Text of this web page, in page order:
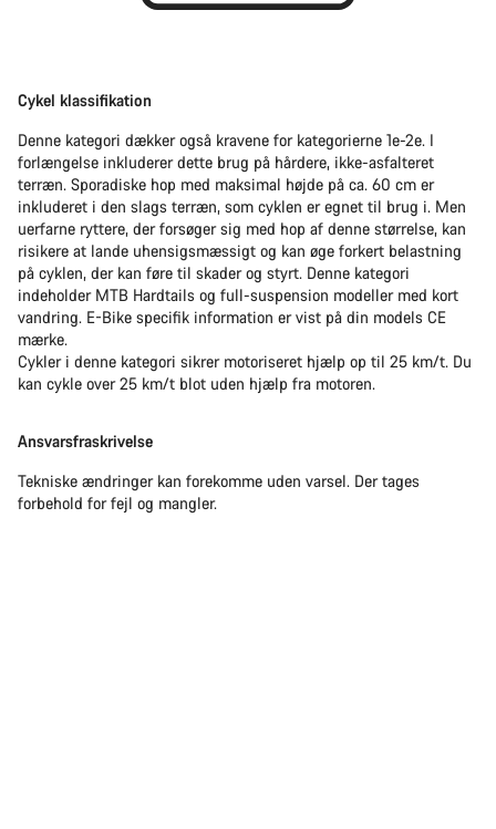
Cykel klassifikation
Denne kategori dækker også kravene for kategorierne 1e-2e. I
forlængelse inkluderer dette brug på hårdere, ikke-asfalteret
terræn. Sporadiske hop med maksimal højde på ca. 60 cm er
inkluderet i den slags terræn, som cyklen er egnet til brug i. Men
uerfarne ryttere, der forsøger sig med hop af denne størrelse, kan
risikere at lande uhensigsmæssigt og kan øge forkert belastning
på cyklen, der kan føre til skader og styrt. Denne kategori
indeholder MTB Hardtails og full-suspension modeller med kort
vandring. E-Bike specifik information er vist på din models CE
mærke.
Cykler i denne kategori sikrer motoriseret hjælp op til 25 km/t. Du
kan cykle over 25 km/t blot uden hjælp fra motoren.
Ansvarsfraskrivelse
Tekniske ændringer kan forekomme uden varsel. Der tages
forbehold for fejl og mangler.